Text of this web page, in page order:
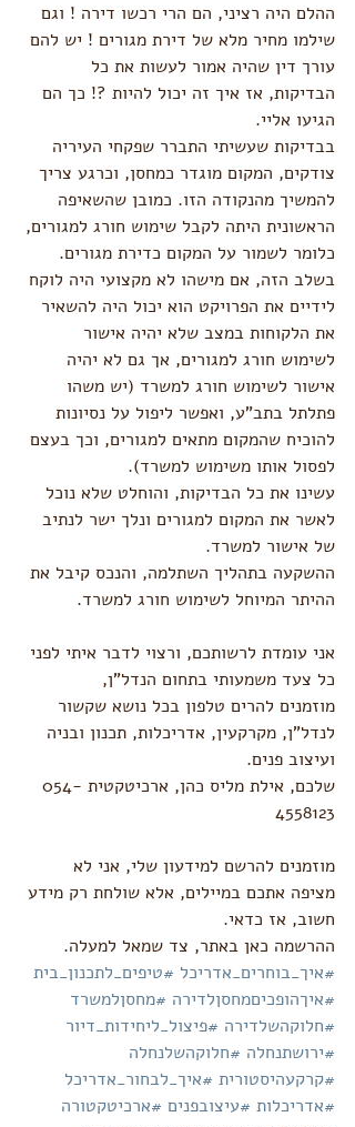
ההלם היה רציני, הם הרי רכשו דירה ! וגם
שילמו מחיר מלא של דירת מגורים ! יש להם
עורך דין שהיה אמור לעשות את כל
הבדיקות, אז איך זה יכול להיות ?! כך הם
הגיעו אליי.
בבדיקות שעשיתי התברר שפקחי העיריה
צודקים, המקום מוגדר כמחסן, וכרגע צריך
להמשיך מהנקודה הזו. כמובן שהשאיפה
הראשונית היתה לקבל שימוש חורג למגורים,
כלומר לשמור על המקום כדירת מגורים.
בשלב הזה, אם מישהו לא מקצועי היה לוקח
לידיים את הפרויקט הוא יכול היה להשאיר
את הלקוחות במצב שלא יהיה אישור
לשימוש חורג למגורים, אך גם לא יהיה
אישור לשימוש חורג למשרד (יש משהו
פתלתל בתב"ע, ואפשר ליפול על נסיונות
להוכיח שהמקום מתאים למגורים, וכך בעצם
לפסול אותו משימוש למשרד).
עשינו את כל הבדיקות, והוחלט שלא נוכל
לאשר את המקום למגורים ונלך ישר לנתיב
של אישור למשרד.
ההשקעה בתהליך השתלמה, והנכס קיבל את
ההיתר המיוחל לשימוש חורג למשרד.
אני עומדת לרשותכם, ורצוי לדבר איתי לפני
כל צעד משמעותי בתחום הנדל"ן,
מוזמנים להרים טלפון בכל נושא שקשור
לנדל"ן, מקרקעין, אדריכלות, תכנון ובניה
ועיצוב פנים.
שלכם, אילת מליס כהן, ארכיטקטית 054-
4558123
מוזמנים להרשם למידעון שלי, אני לא
מציפה אתכם במיילים, אלא שולחת רק מידע
חשוב, אז כדאי.
ההרשמה כאן באתר, צד שמאל למעלה.
#איך_בוחרים_אדריכל #טיפים_לתכנון_בית
#איךהופכיםמחסןלדירה #מחסןלמשרד
#חלוקהשלדירה #פיצול_ליחידות_דיור
#ירושתנחלה #חלוקהשלנחלה
#קרקעהיסטורית #איך_לבחור_אדריכל
#אדריכלות #עיצובפנים #ארכיטקטורה